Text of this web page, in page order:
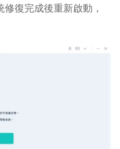
復完成後重新啟動，